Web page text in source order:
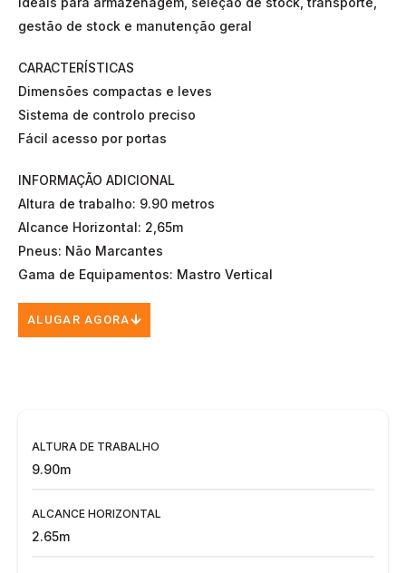
gestão de stock e manutenção geral
CARACTERÍSTICAS
Dimensões compactas e leves
Sistema de controlo preciso
Fácil acesso por portas
INFORMAÇÃO ADICIONAL
Altura de trabalho: 9.90 metros
Alcance Horizontal: 2,65m
Pneus: Não Marcantes
Gama de Equipamentos: Mastro Vertical
ALUGAR AGORA
ALTURA DE TRABALHO
9.90m
ALCANCE HORIZONTAL
2.65m